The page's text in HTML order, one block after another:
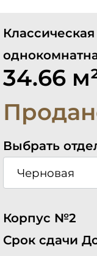
34.66
Выбрать
Корпус №2
Срок сдачи